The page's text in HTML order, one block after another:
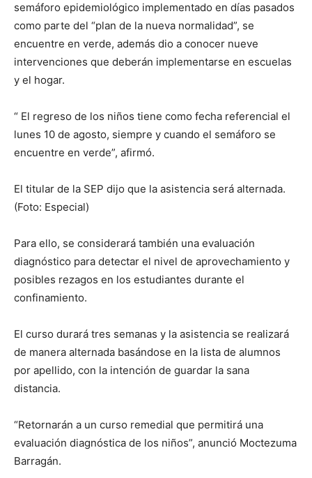
semáforo epidemiológico implementado en días pasados
como parte del “plan de la nueva normalidad”, se
encuentre en verde, además dio a conocer nueve
intervenciones que deberán implementarse en escuelas
y el hogar.
“ El regreso de los niños tiene como fecha referencial el
lunes 10 de agosto, siempre y cuando el semáforo se
encuentre en verde”, afirmó.
El titular de la SEP dijo que la asistencia será alternada.
(Foto: Especial)
Para ello, se considerará también una evaluación
diagnóstico para detectar el nivel de aprovechamiento y
posibles rezagos en los estudiantes durante el
confinamiento.
El curso durará tres semanas y la asistencia se realizará
de manera alternada basándose en la lista de alumnos
por apellido, con la intención de guardar la sana
distancia.
“Retornarán a un curso remedial que permitirá una
evaluación diagnóstica de los niños”, anunció Moctezuma
Barragán.